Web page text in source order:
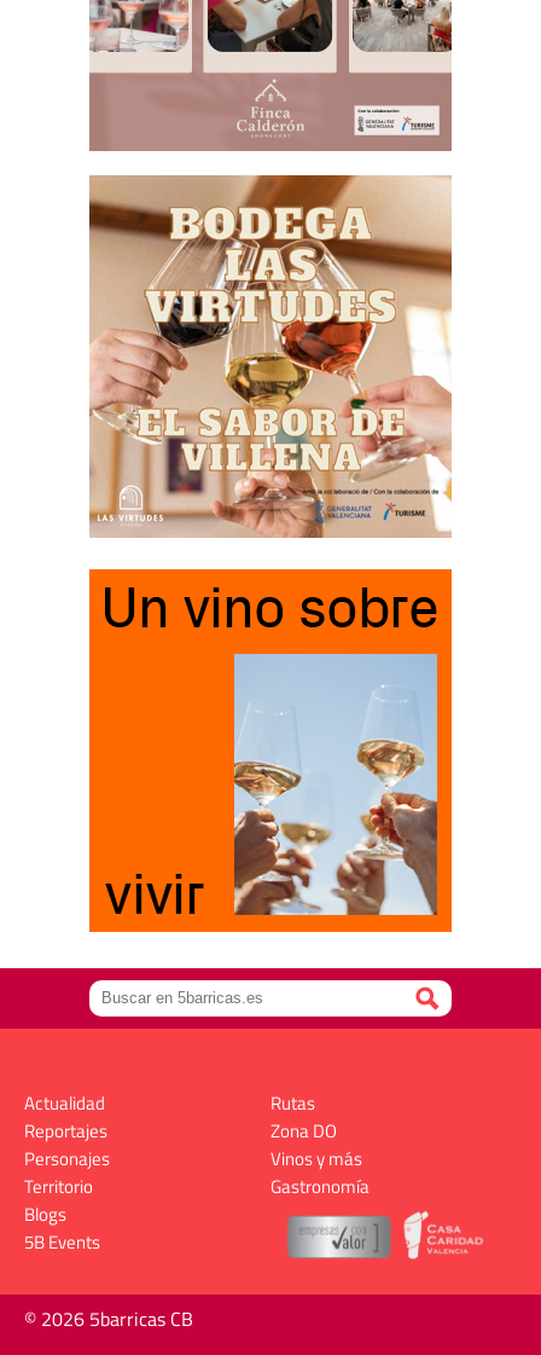
Actualidad
Reportajes
Personajes
Territorio
Rutas
Zona DO
Vinos y más
Gastronomía
Blogs
5B Events
© 2026 5barricas CB